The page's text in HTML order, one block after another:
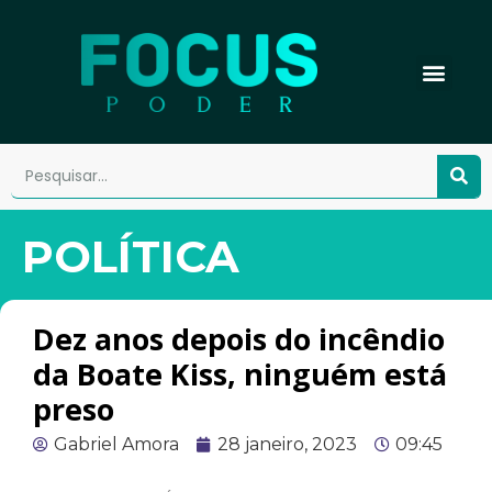
POLÍTICA
Dez anos depois do incêndio
da Boate Kiss, ninguém está
preso
Gabriel Amora 28 janeiro, 2023 09:45